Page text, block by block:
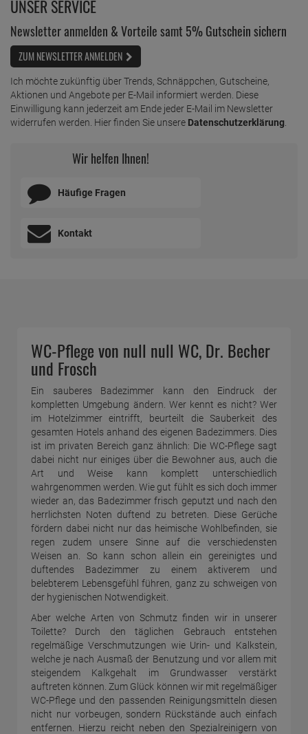
UNSER SERVICE
Newsletter anmelden & Vorteile samt 5% Gutschein sichern
ZUM NEWSLETTER ANMELDEN
Ich möchte zukünftig über Trends, Schnäppchen, Gutscheine,
Aktionen und Angebote per E-Mail informiert werden. Diese
Einwilligung kann jederzeit am Ende jeder E-Mail im Newsletter
widerrufen werden. Hier finden Sie unsere Datenschutzerklärung
Wir helfen Ihnen!
Häufige Fragen
Kontakt
WC-Pflege von null null WC, Dr. Becher
und Frosch
Ein sauberes Badezimmer kann den Eindruck der
kompletten Umgebung ändern. Wer kennt es nicht? Wer
im Hotelzimmer eintrifft, beurteilt die Sauberkeit des
gesamten Hotels anhand des eigenen Badezimmers. Dies
ist im privaten Bereich ganz ähnlich: Die WC-Pflege sagt
dabei nicht nur einiges über die Bewohner aus, auch die
Art und Weise kann komplett unterschiedlich
wahrgenommen werden. Wie gut fühlt es sich doch immer
wieder an, das Badezimmer frisch geputzt und nach den
herrlichsten Noten duftend zu betreten. Diese Gerüche
fördern dabei nicht nur das heimische Wohlbefinden, sie
regen zudem unsere Sinne auf die verschiedensten
Weisen an. So kann schon allein ein gereinigtes und
duftendes Badezimmer zu einem aktiverem und
belebterem Lebensgefühl führen, ganz zu schweigen von
der hygienischen Notwendigkeit.
Aber welche Arten von Schmutz finden wir in unserer
Toilette? Durch den täglichen Gebrauch entstehen
regelmäßige Verschmutzungen wie Urin- und Kalkstein,
welche je nach Ausmaß der Benutzung und vor allem mit
steigendem Kalkgehalt im Grundwasser verstärkt
auftreten können. Zum Glück können wir mit regelmäßiger
WC-Pflege und den passenden Reinigungsmitteln diesen
nicht nur vorbeugen, sondern Rückstände auch einfach
entfernen. Hierzu reicht neben den Spezialreinigern von